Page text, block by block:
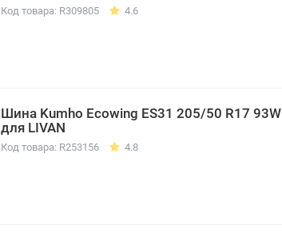
Код товара: R309805 4.6
Шина Kumho Ecowing ES31 205/50 R17 93W
для LIVAN
Код товара: R253156 4.8